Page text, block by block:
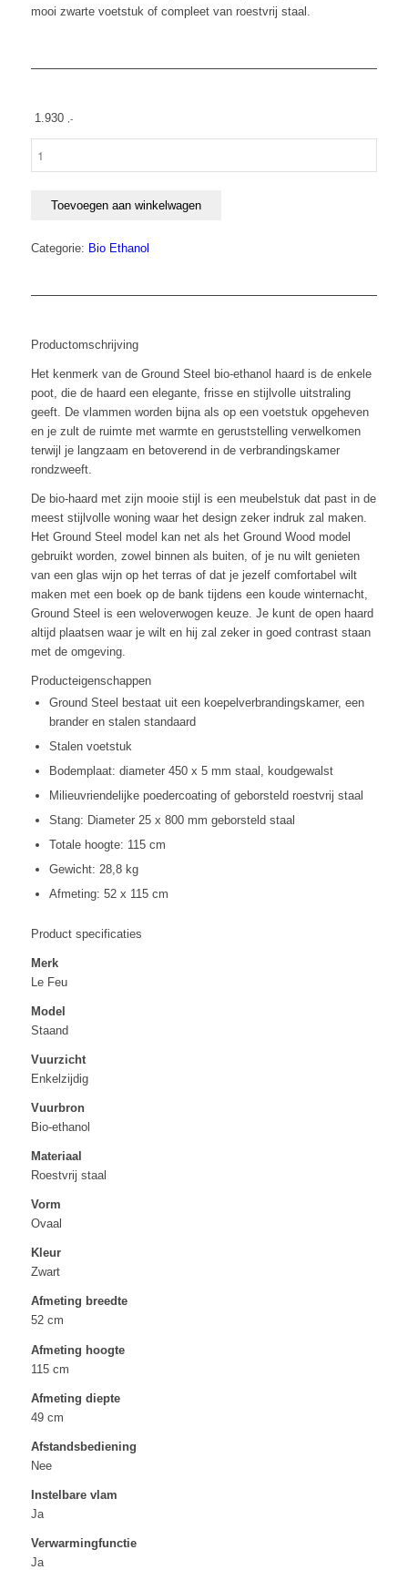
mooi zwarte voetstuk of compleet van roestvrij staal.
1.930 ,-
Steel
Edition
Haard
Toevoegen aan winkelwagen
Categorie: Bio Ethanol
Productomschrijving
Het kenmerk van de Ground Steel bio-ethanol haard is de enkele
poot, die de haard een elegante, frisse en stijlvolle uitstraling
geeft. De vlammen worden bijna als op een voetstuk opgeheven
en je zult de ruimte met warmte en geruststelling verwelkomen
terwijl je langzaam en betoverend in de verbrandingskamer
rondzweeft.
De bio-haard met zijn mooie stijl is een meubelstuk dat past in de
meest stijlvolle woning waar het design zeker indruk zal maken.
Het Ground Steel model kan net als het Ground Wood model
gebruikt worden, zowel binnen als buiten, of je nu wilt genieten
van een glas wijn op het terras of dat je jezelf comfortabel wilt
maken met een boek op de bank tijdens een koude winternacht,
Ground Steel is een weloverwogen keuze. Je kunt de open haard
altijd plaatsen waar je wilt en hij zal zeker in goed contrast staan
met de omgeving.
Producteigenschappen
Ground Steel bestaat uit een koepelverbrandingskamer, een
brander en stalen standaard
Stalen voetstuk
Bodemplaat: diameter 450 x 5 mm staal, koudgewalst
Milieuvriendelijke poedercoating of geborsteld roestvrij staal
Stang: Diameter 25 x 800 mm geborsteld staal
Totale hoogte: 115 cm
Gewicht: 28,8 kg
Afmeting: 52 x 115 cm
Product specificaties
Merk
Le Feu
Model
Staand
Vuurzicht
Enkelzijdig
Vuurbron
Bio-ethanol
Materiaal
Roestvrij staal
Vorm
Ovaal
Kleur
Zwart
Afmeting breedte
52 cm
Afmeting hoogte
115 cm
Afmeting diepte
49 cm
Afstandsbediening
Nee
Instelbare vlam
Ja
Verwarmingfunctie
Ja